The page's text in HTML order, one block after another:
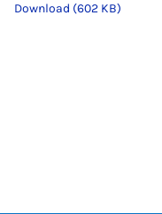
Download (602 KB)